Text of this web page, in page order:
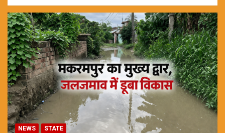
NEWS STATE